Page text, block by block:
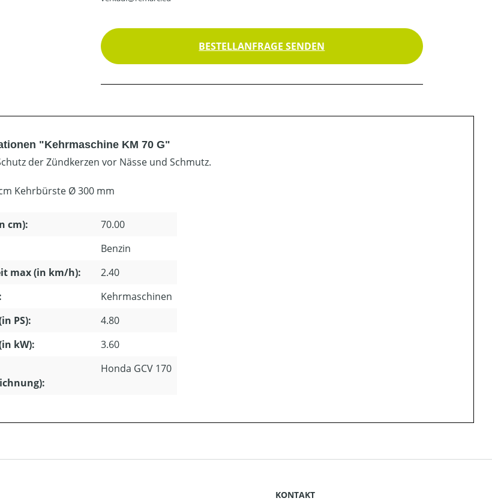
BESTELLANFRAGE SENDEN
"Kehrmaschine KM 70 G"
der Zündkerzen vor Nässe und Schmutz.
Kehrbürste Ø 300 mm
cm):
70.00
Benzin
max (in km/h):
2.40
Kehrmaschinen
PS):
4.80
kW):
3.60
Honda GCV 170
KONTAKT